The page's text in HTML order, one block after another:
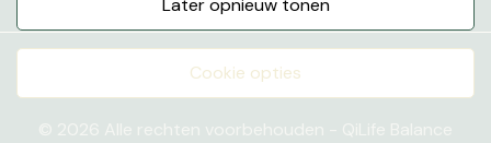
later opnieuw tonen
cookie opties